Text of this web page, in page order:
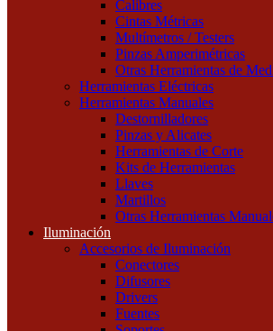
Calibres
Cintas Métricas
Multímetros / Testers
Pinzas Amperimétricas
Otras Herramientas de
Herramientas Eléctricas
Herramientas Manuales
Destornilladores
Pinzas y Alicates
Herramientas de Corte
Kits de Herramientas
Llaves
Martillos
Otras Herramientas
Iluminación
Accesorios de Iluminación
Conectores
Difusores
Drivers
Fuentes
Cables Especiales
Cables de
Cables para Alta
Cables Blindados
Cables Subterráneos
Cables TPR Tipo Taller
Cables Unipolares
Cables Multipolares
Herramientas
Accesorios e Insumos
Cajas de
Mechas, Sierras,
Herramientas de Medición
Calibres